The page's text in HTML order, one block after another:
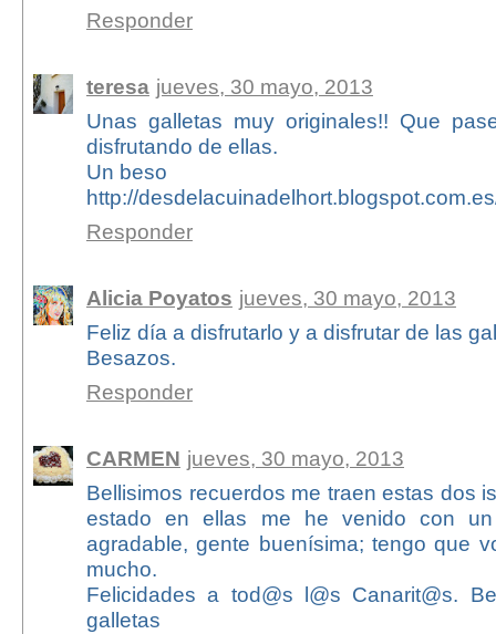
Responder
teresa jueves, 30 mayo, 2013
Unas galletas muy originales!! Que
disfrutando de ellas.
Un beso
http://
Responder
Alicia Poyatos jueves, 30 mayo, 2013
Feliz día a disfrutarlo y a disfrutar de las
Besazos.
Responder
CARMEN jueves, 30 mayo, 2013
Bellisimos recuerdos me traen estas dos
estado en ellas me he venido con
agradable, gente buenísima; tengo que
mucho.
Felicidades a tod@s l@s Canarit@s.
galletas